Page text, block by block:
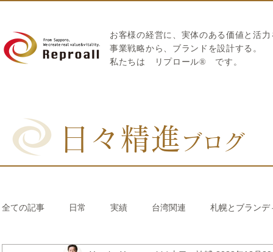
お客様の経営に、実体のある価値と活
​事業戦略から、ブランドを設計する。
私たちは
リプロール® です。
日々精進 ブログ
全ての記事 日常 実績 台湾関連 札幌とブランデ